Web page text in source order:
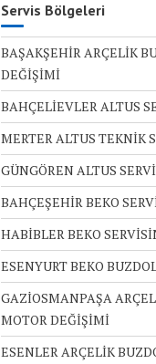
Servis Bölgeleri
BAŞAKŞEHİR ARÇELİK
DEĞİŞİMİ
BAHÇELİEVLER ALTUS
MERTER ALTUS TEKNİK
GÜNGÖREN ALTUS
BAHÇEŞEHİR BEKO
HABİBLER BEKO
ESENYURT BEKO
GAZİOSMANPAŞA
MOTOR DEĞİŞİMİ
ESENLER ARÇELİK